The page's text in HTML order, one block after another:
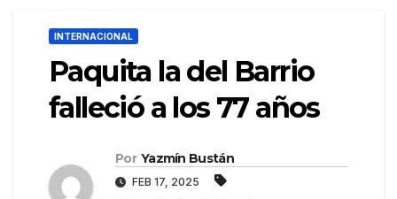
INTERNACIONAL
Paquita la del Barrio
falleció a los 77 años
Por Yazmín Bustán
FEB 17, 2025